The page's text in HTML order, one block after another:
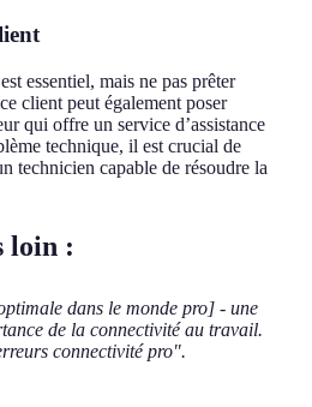
est essentiel, mais ne pas prêter
client peut également poser
qui offre un service d’assistance
technique, il est crucial de
technicien capable de résoudre la
loin :
dans le monde pro] - une
de la connectivité au travail.
connectivité pro".